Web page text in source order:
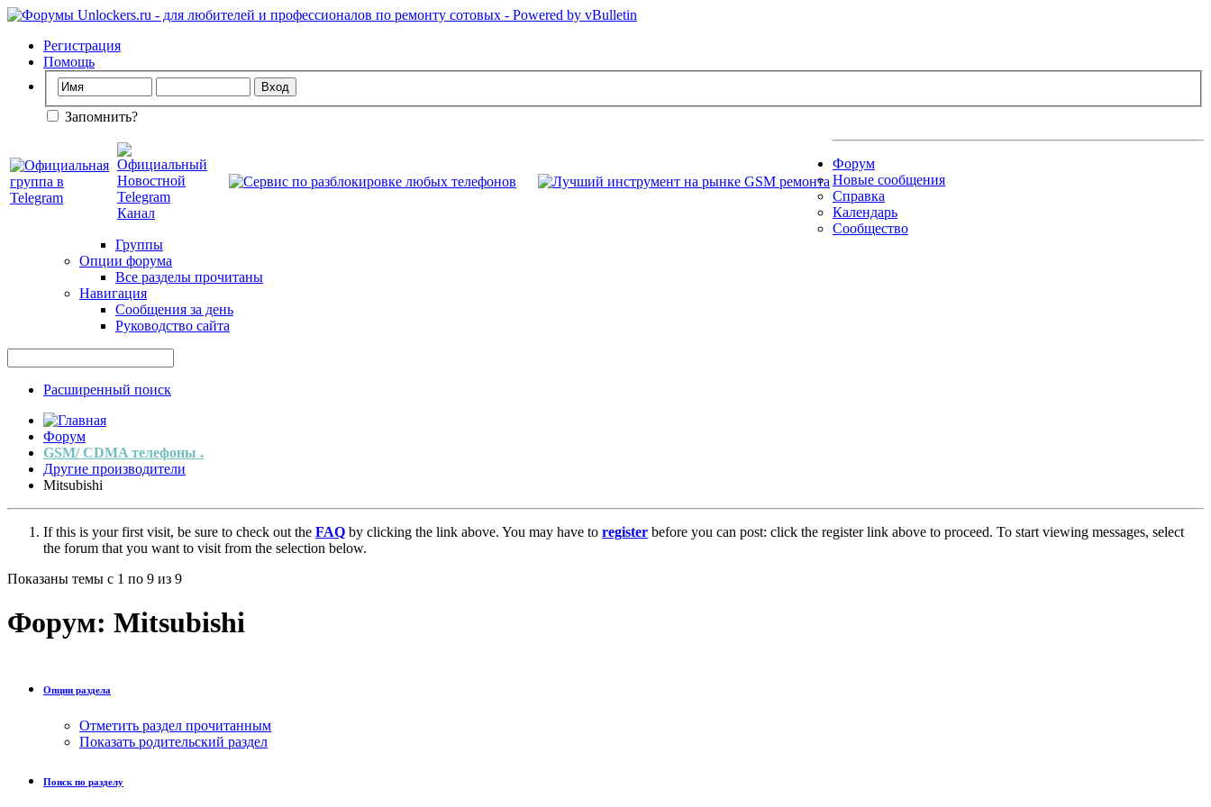
Регистрация
Помощь
Запомнить?
Форум
Новые сообщения
Справка
Календарь
Сообщество
Группы
Опции форума
Все разделы прочитаны
Навигация
Сообщения за день
Руководство сайта
Расширенный поиск
Форум
GSM/ CDMA телефоны .
Другие производители
Mitsubishi
If this is your first visit, be sure to check out the FAQ by clicking the link above. You may have to register before you can post: click the register link above to proceed. To start viewing messages, select
the forum that you want to visit from the selection below.
Показаны темы с 1 по 9 из 9
Форум: Mitsubishi
Опции раздела
Отметить раздел прочитанным
Показать родительский раздел
Поиск по разделу